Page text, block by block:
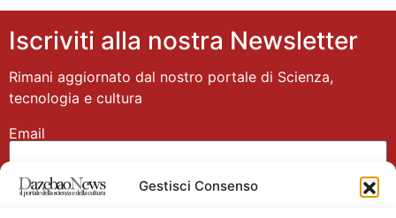
Gestisci Consenso
Iscriviti alla nostra Newsletter
Rimani aggiornato dal nostro portale di Scienza,
tecnologia e cultura
Email
Nome